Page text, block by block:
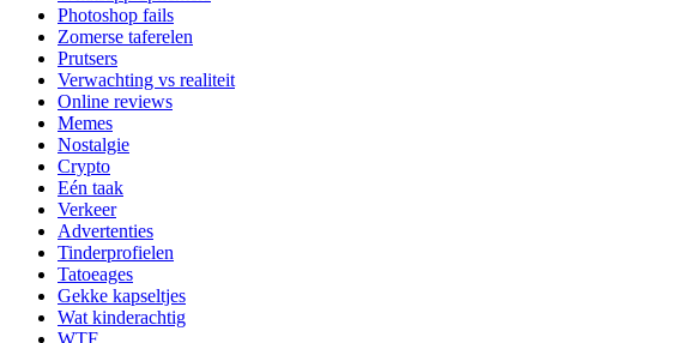
Photoshop fails
Zomerse taferelen
Prutsers
Verwachting vs realiteit
Online reviews
Memes
Nostalgie
Crypto
Eén taak
Verkeer
Advertenties
Tinderprofielen
Tatoeages
Gekke kapseltjes
Wat kinderachtig
WTF